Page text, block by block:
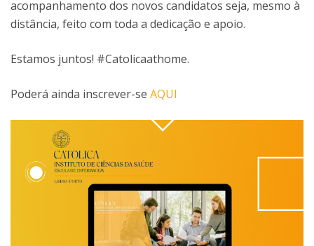
acompanhamento dos novos candidatos seja, mesmo à
distância, feito com toda a dedicação e apoio.
Estamos juntos! #Catolicaathome.
Poderá ainda inscrever-se AQUI